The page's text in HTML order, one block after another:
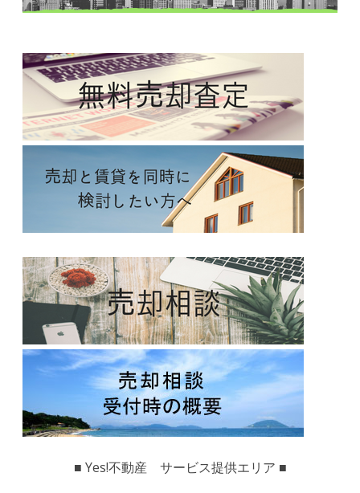
■ Yes!不動産 サービス提供エリア ■